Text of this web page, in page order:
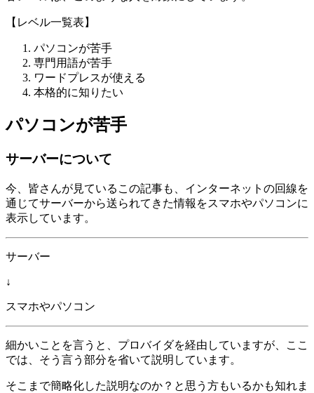
【レベル一覧表】
パソコンが苦手
専門用語が苦手
ワードプレスが使える
本格的に知りたい
パソコンが苦手
サーバーについて
今、皆さんが見ているこの記事も、インターネットの回線を
通じてサーバーから送られてきた情報をスマホやパソコンに
表示しています。
サーバー
↓
スマホやパソコン
細かいことを言うと、プロバイダを経由していますが、ここ
では、そう言う部分を省いて説明しています。
そこまで簡略化した説明なのか？と思う方もいるかも知れま